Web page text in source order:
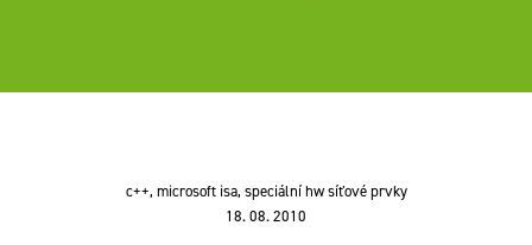
c++, microsoft isa, speciální hw síťové prvky
18. 08. 2010